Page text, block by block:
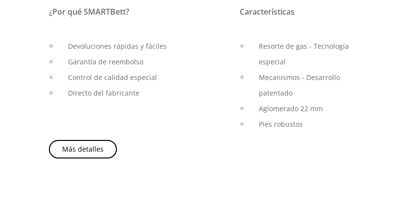
¿Por qué SMARTBett?
Devoluciones rápidas y fáciles
Garantía de reembolso
Control de calidad especial
Directo del fabricante
Características
Resorte de gas - Tecnología
especial
Mecanismos - Desarrollo
patentado
Aglomerado 22 mm
Pies robustos
Más detalles